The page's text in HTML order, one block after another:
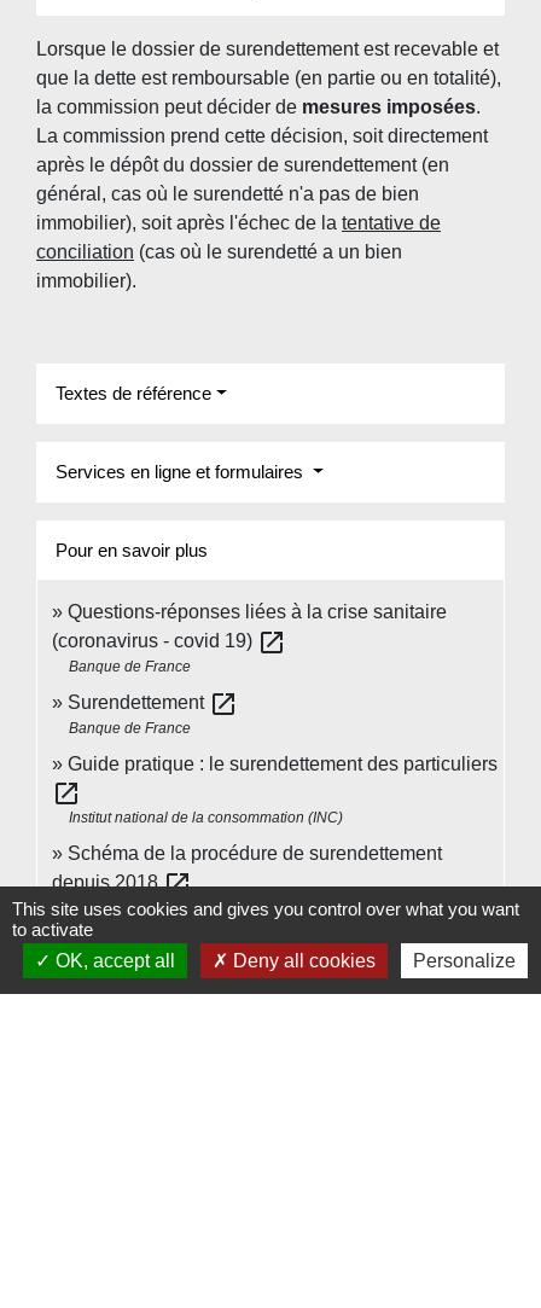
Lorsque le dossier de surendettement est recevable et
que la dette est remboursable (en partie ou en totalité),
la commission peut décider de mesures imposées.
La commission prend cette décision, soit directement
après le dépôt du dossier de surendettement (en
général, cas où le surendetté n'a pas de bien
immobilier), soit après l'échec de la tentative de
conciliation (cas où le surendetté a un bien
immobilier).
Textes de référence
Services en ligne et formulaires
Pour en savoir plus
Questions-réponses liées à la crise sanitaire
(coronavirus - covid 19) open_in_new
Banque de France
Surendettement open_in_new
Banque de France
Guide pratique : le surendettement des particuliers
open_in_new
Institut national de la consommation (INC)
Schéma de la procédure de surendettement
depuis 2018open_in_new
Banque de France
Signaler une erreur sur cette page
This site uses cookies and gives you control over what you want
to activate
OK, accept all
Deny all cookies Personalize